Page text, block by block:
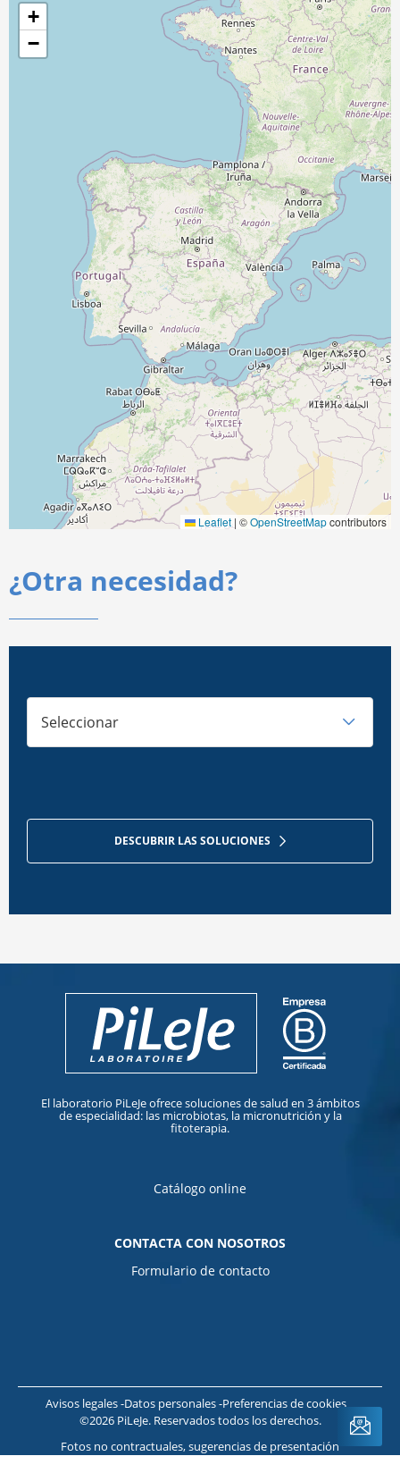
+
−
Leaflet | ©OpenStreetMapcontributors
¿Otra necesidad?
Seleccionar
DESCUBRIR LAS SOLUCIONES
El laboratorio PiLeJe ofrece soluciones de salud en 3 ámbitos
de especialidad: las microbiotas, la micronutrición y la
fitoterapia.
Catálogo online
CONTACTA CON NOSOTROS
Formulario de contacto
Avisos legales Datos personales Preferencias de cookies
©2026 PiLeJe. Reservados todos los derechos.
Fotos no contractuales, sugerencias de presentación